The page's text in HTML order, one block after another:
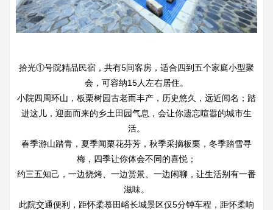
拾光①号院精品民宿，共有5间客房，适合四到五个家庭小型聚
会，可容纳15人左右居住。
小院四周环山，板栗树园古老而丰产，历史悠久，远近闻名；踏
进这儿，迎面而来的乡土田园气息，会让你遗忘喧嚣的城市生
活。
春季游山踏青，夏季闻栗花芬芳，秋季采摘板栗，冬季踏雪寻
梅，四季让你体会不同的喜悦；
约三五知己，一边烧烤、一边赏景、一边闲聊，让生活别有一番
滋味。
此院交通便利，距怀柔慕田峪长城景区仅5分钟车程，距怀柔响